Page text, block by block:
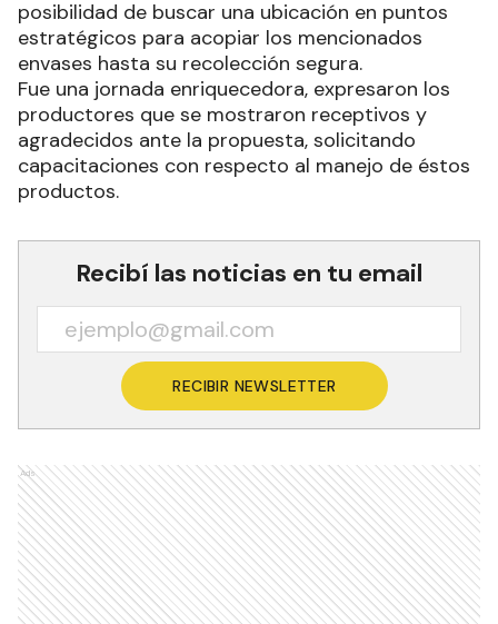
posibilidad de buscar una ubicación en puntos
estratégicos para acopiar los mencionados
envases hasta su recolección segura.
Fue una jornada enriquecedora, expresaron los
productores que se mostraron receptivos y
agradecidos ante la propuesta, solicitando
capacitaciones con respecto al manejo de éstos
productos.
Recibí las noticias en tu email
RECIBIR NEWSLETTER
Ads